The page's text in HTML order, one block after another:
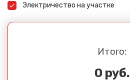
Электричество на участке
Итого:
0 руб.